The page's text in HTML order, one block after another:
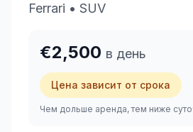
+351 963-584-
Ferrari • SUV
€2,500 в день
Цена зависит от срока
Чем дольше аренда, тем ниже